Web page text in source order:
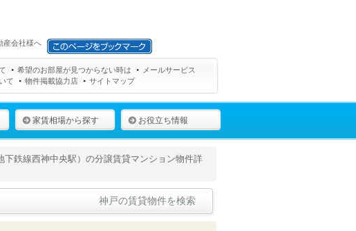
産会社様へ
希望のお部屋が見つからない時は
メールサービス
て
物件掲載協力店 サイトマップ
家賃相場から探す お役立ち情報
下鉄線西神中央駅）の分譲賃貸マンション物件詳
神戸の賃貸物件を検索